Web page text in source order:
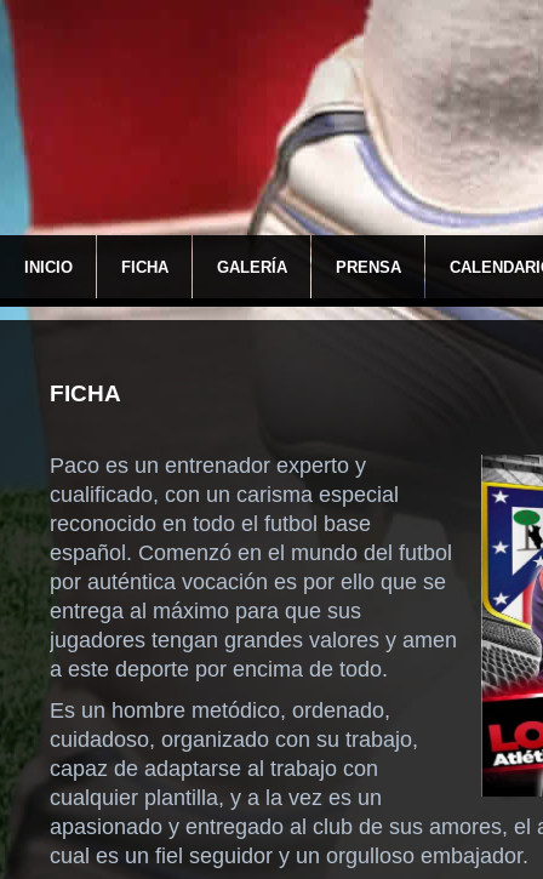
INICIO FICHA GALERÍA PRENSA
FICHA
Paco es un entrenador experto y
cualificado, con un carisma especial
reconocido en todo el futbol base
español. Comenzó en el mundo del futbol
por auténtica vocación es por ello que se
entrega al máximo para que sus
jugadores tengan grandes valores y amen
a este deporte por encima de todo.
Es un hombre metódico, ordenado,
cuidadoso, organizado con su trabajo,
capaz de adaptarse al trabajo con
cualquier plantilla, y a la vez es un
apasionado y entregado al club de sus amores, el
cual es un fiel seguidor y un orgulloso embajador.